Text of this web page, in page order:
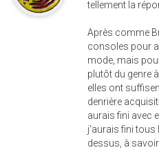
tellement la
Après comme
consoles pour
mode, mais
plutôt du genre
elles ont
denrière
aurais fini avec
j'aurais fini tous
dessus, à